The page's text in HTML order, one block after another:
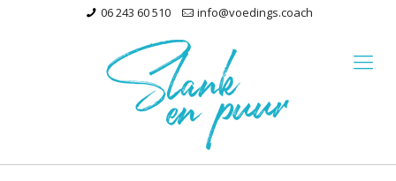
06 243 60 510 info@voedings.coach